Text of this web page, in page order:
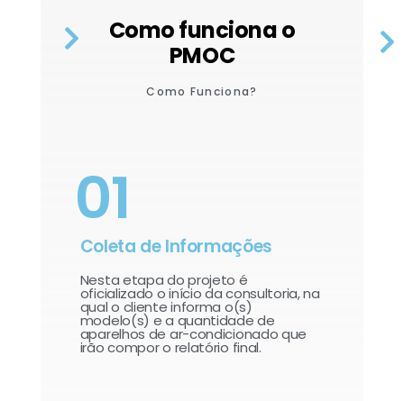
Como funciona o
PMOC
Como Funciona?
01
Coleta de Informações
Nesta etapa do projeto é
oficializado o início da consultoria, na
qual o cliente informa o(s)
modelo(s) e a quantidade de
aparelhos de ar-condicionado que
irão compor o relatório final.​